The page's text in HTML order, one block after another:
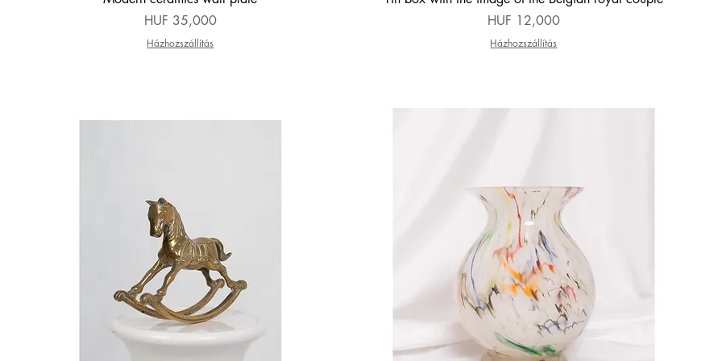
Price
HUF 35,000
Házhozszállítás
Price
HUF 12,000
Házhozszállítás